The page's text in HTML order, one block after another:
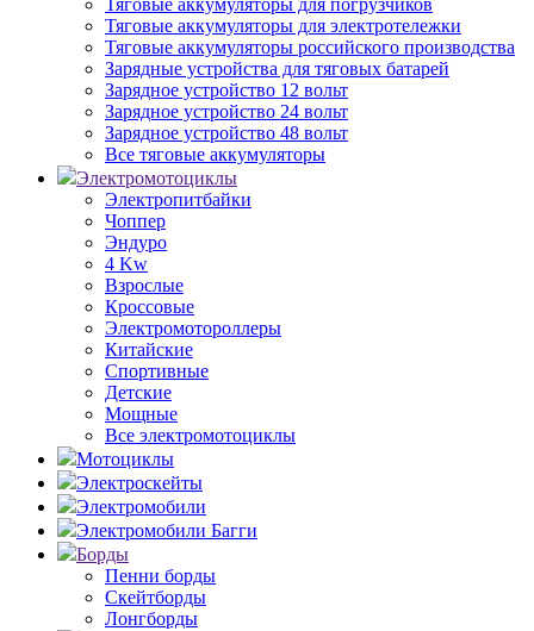
Тяговые аккумуляторы для погрузчиков
Тяговые аккумуляторы для электротележки
Тяговые аккумуляторы российского производства
Зарядные устройства для тяговых батарей
Зарядное устройство 12 вольт
Зарядное устройство 24 вольт
Зарядное устройство 48 вольт
Все тяговые аккумуляторы
Электромотоциклы
Электропитбайки
Чоппер
Эндуро
4 Kw
Взрослые
Кроссовые
Электромотороллеры
Китайские
Спортивные
Детские
Мощные
Все электромотоциклы
Мотоциклы
Электроскейты
Электромобили
Электромобили Багги
Борды
Пенни борды
Скейтборды
Лонгборды